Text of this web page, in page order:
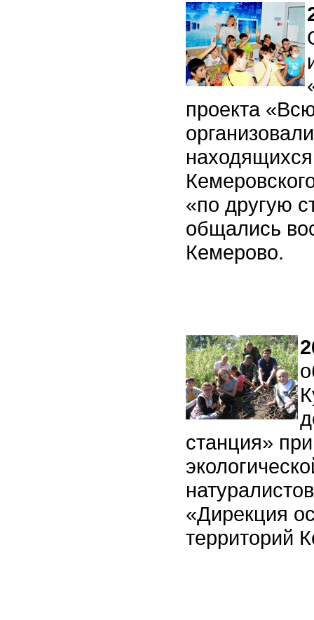
проекта
«по другую
общались
Кемерово.
станция»
«Дирекция
территорий